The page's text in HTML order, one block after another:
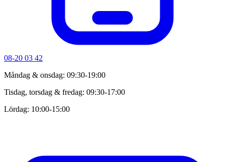
08-20 03 42
Måndag & onsdag: 09:30-19:00
Tisdag, torsdag & fredag: 09:30-17:00
Lördag: 10:00-15:00